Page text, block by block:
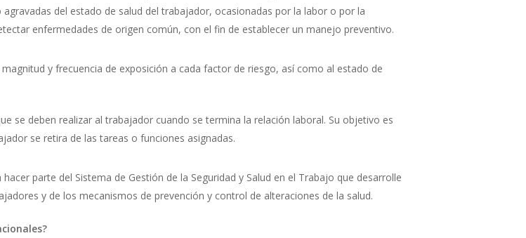
del estado de salud del trabajador, ocasionadas por la labor o por la
enfermedades de origen común, con el fin de establecer un manejo preventivo.
y frecuencia de exposición a cada factor de riesgo, así como al estado de
se deben realizar al trabajador cuando se termina la relación laboral. Su objetivo es
se retira de las tareas o funciones asignadas.
parte del Sistema de Gestión de la Seguridad y Salud en el Trabajo que desarrolle
y de los mecanismos de prevención y control de alteraciones de la salud.